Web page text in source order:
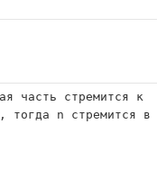
часть стремится к
тогда n стремится в